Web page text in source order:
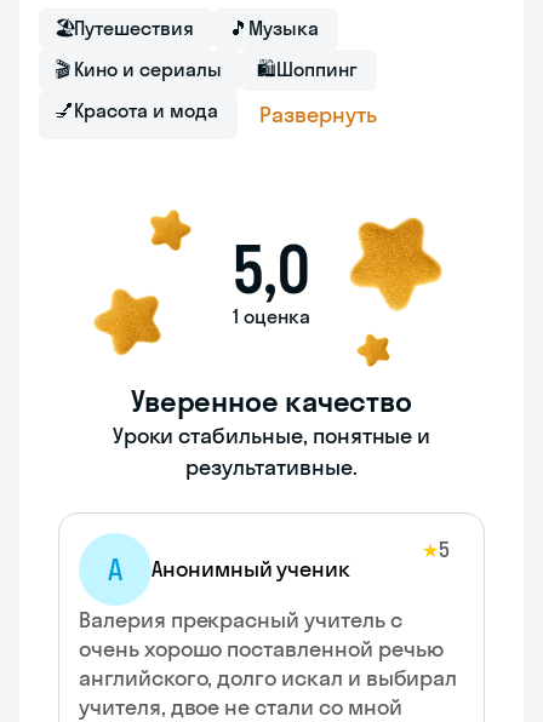
🏖Путешествия 🎵 Музыка
🎬 Кино и сериалы 🛍Шоппинг
💅Красота и мода Развернуть
5,0
1 оценка
Уверенное качество
Уроки стабильные, понятные и
результативные.
А Анонимный ученик
★5
Валерия прекрасный учитель с
очень хорошо поставленной речью
английского, долго искал и выбирал
учителя, двое не стали со мной